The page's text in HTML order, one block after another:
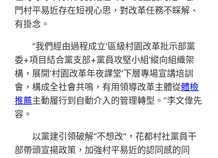
門村平易近存在短視心思，對改革任務不睬解、
有掛念。
“我們經由過程成立‘區級村園改革批示部黨
委+項目結合黨支部+黨員攻堅小組’縱向組織架
構，展開‘村園改革年夜課堂’下層專場宣講培訓
會，構成全社會共鳴，有用領導改革主體從體檢
推薦主動履行到自動介入的管理轉型。”李文偉先
容。
以黨建引領破解“不想改”，花都村社黨員干
部帶頭宣揚政策，加強村平易近的認同感的同